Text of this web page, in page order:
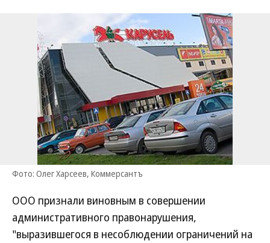
Фото: Олег Харсеев, Коммерсантъ
ООО признали виновным в совершении
административного правонарушения,
"выразившегося в несоблюдении ограничений на